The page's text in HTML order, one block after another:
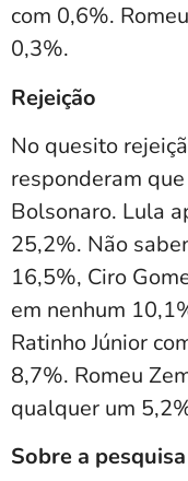
com 0,6%.
0,3%.
Rejeição
No quesito
responderam
Bolsonaro. Lula
25,2%. Não
16,5%, Ciro
em nenhum
Ratinho Júnior
8,7%. Romeu
qualquer um
Sobre a pesquisa